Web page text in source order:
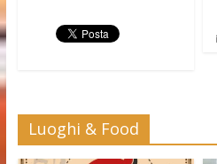
Luoghi & Food